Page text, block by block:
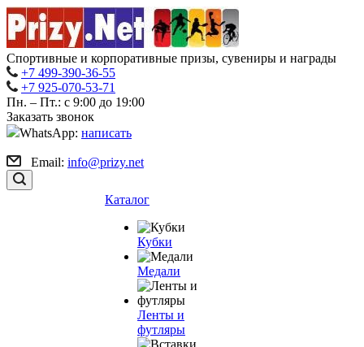
Спортивные и корпоративные призы, сувениры и награды
+7 499-390-36-55
+7 925-070-53-71
Пн. – Пт.: с 9:00 до 19:00
Заказать звонок
WhatsApp: написать
Email: info@prizy.net
Каталог
Кубки
Медали
Ленты и
футляры